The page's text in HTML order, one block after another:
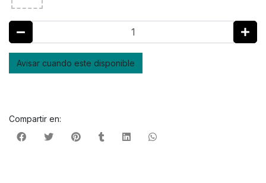
Avisar cuando este disponible
Compartir en: